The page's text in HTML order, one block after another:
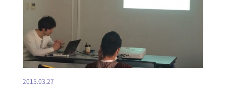
2015.03.27